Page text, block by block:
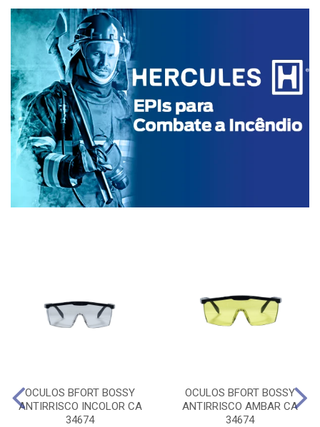
OCULOS BFORT BOSSY
ANTIRRISCO INCOLOR CA
34674
OCULOS BFORT BOSSY
ANTIRRISCO AMBAR CA
34674